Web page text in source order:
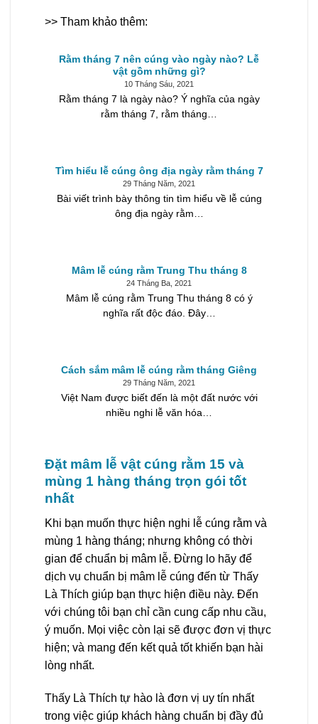
>> Tham khảo thêm:
Rằm tháng 7 nên cúng vào ngày nào? Lễ
vật gồm những gì?
10 Tháng Sáu, 2021
Rằm tháng 7 là ngày nào? Ý nghĩa của ngày
rằm tháng 7, rằm tháng…
Tìm hiểu lễ cúng ông địa ngày rằm tháng 7
29 Tháng Năm, 2021
Bài viết trình bày thông tin tìm hiểu về lễ cúng
ông địa ngày rằm…
Mâm lễ cúng rằm Trung Thu tháng 8
24 Tháng Ba, 2021
Mâm lễ cúng rằm Trung Thu tháng 8 có ý
nghĩa rất độc đáo. Đây…
Cách sắm mâm lễ cúng rằm tháng Giêng
29 Tháng Năm, 2021
Việt Nam được biết đến là một đất nước với
nhiều nghi lễ văn hóa…
Đặt mâm lễ vật cúng rằm 15 và
mùng 1 hàng tháng trọn gói tốt
nhất
Khi bạn muốn thực hiện nghi lễ cúng rằm và
mùng 1 hàng tháng; nhưng không có thời
gian để chuẩn bị mâm lễ. Đừng lo hãy để
dịch vụ chuẩn bị mâm lễ cúng đến từ Thấy
Là Thích giúp bạn thực hiện điều này. Đến
với chúng tôi bạn chỉ cần cung cấp nhu cầu,
ý muốn. Mọi việc còn lại sẽ được đơn vị thực
hiện; và mang đến kết quả tốt khiến bạn hài
lòng nhất.
Thấy Là Thích tự hào là đơn vị uy tín nhất
trong việc giúp khách hàng chuẩn bị đầy đủ